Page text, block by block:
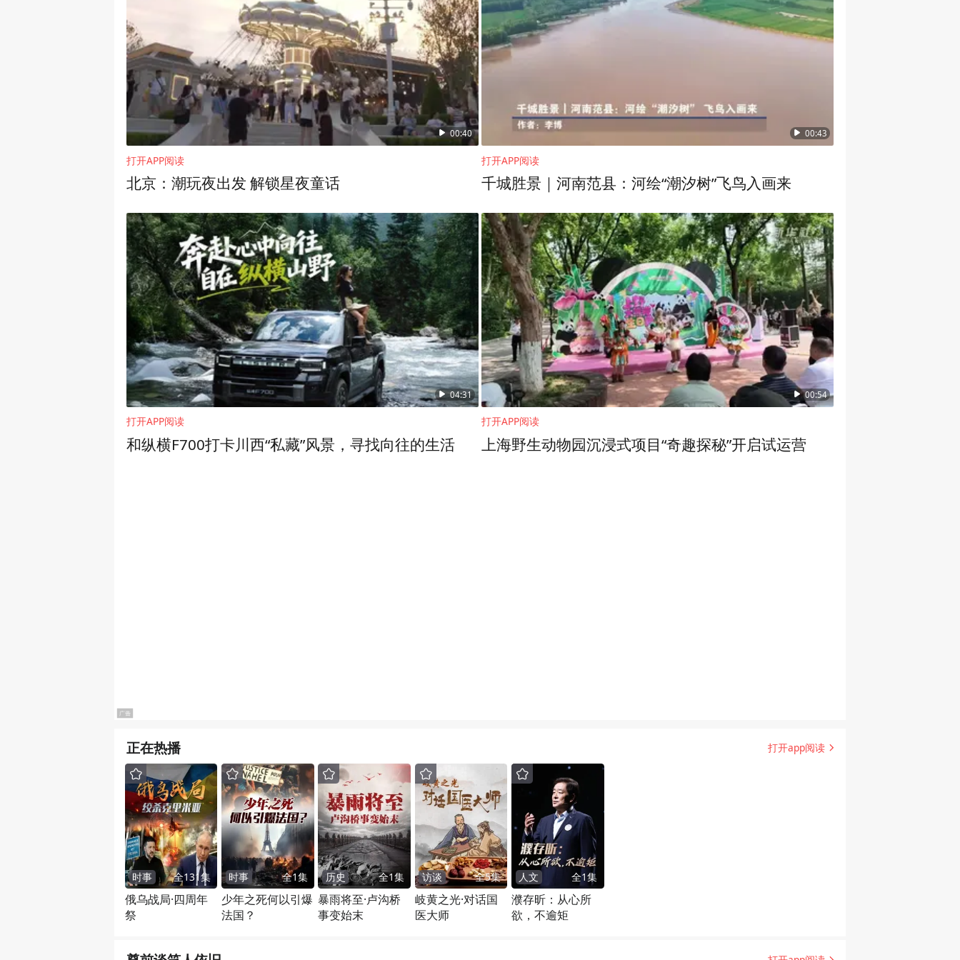
00:40
打开APP阅读
北京：潮玩夜出发 解锁星夜童话
00:43
打开APP阅读
千城胜景｜河南范县：河绘“潮汐树”飞鸟入画来
04:31
打开APP阅读
和纵横F700打卡川西“私藏”风景，寻找向往的生活
00:54
打开APP阅读
上海野生动物园沉浸式项目“奇趣探秘”开启试运营
正在热播 打开app阅读
时事 全131集
俄乌战局·四周年
祭
时事 全1集
少年之死何以引爆
法国？
历史 全1集
暴雨将至·卢沟桥
事变始末
访谈 全5集
岐黄之光·对话国
医大师
人文 全1集
濮存昕：从心所
欲，不逾矩